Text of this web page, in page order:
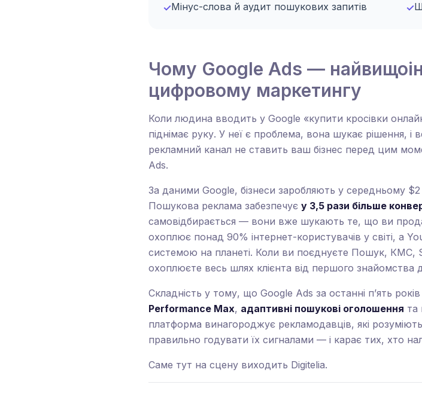
✓Мінус-слова й аудит пошукових запитів ✓
Чому Google Ads —
цифровому маркетингу
Коли людина вводить у Google «купити кросівки
піднімає руку. У неї є проблема, вона шукає рішення,
рекламний канал не ставить ваш бізнес перед цим
Ads.
За даними Google, бізнеси заробляють у середньому
Пошукова реклама забезпечує у 3,5 рази більше
самовідбирається — вони вже шукають те, що ви
охоплює понад 90% інтернет-користувачів у світі, а
системою на планеті. Коли ви поєднуєте Пошук, КМС,
охоплюєте весь шлях клієнта від першого знайомства
Складність у тому, що Google Ads за останні п’ять
Performance Max, адаптивні пошукові оголошення та
платформа винагороджує рекламодавців, які
правильно годувати їх сигналами — і карає тих, хто
Саме тут на сцену виходить Digitelia.